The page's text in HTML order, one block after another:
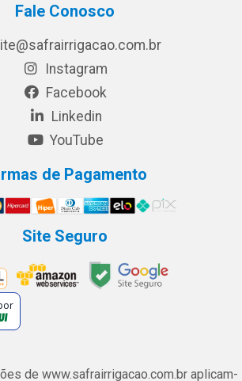
Fale Conosco
Instagram
Facebook
Linkedin
YouTube
de Pagamento
Site Seguro
de www.safrairrigacao.com.br aplicam-